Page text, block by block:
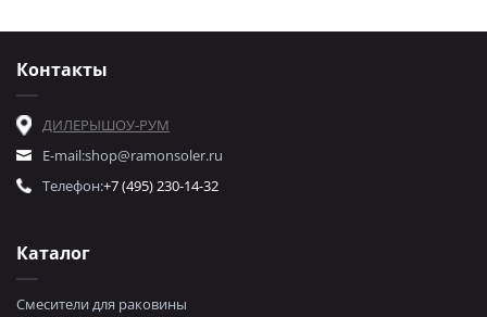
Каталог
Смесители для раковины
Контакты
ДИЛЕРЫШОУ-РУМ
E-mail:shop@ramonsoler.ru
Телефон:+7 (495) 230-14-32